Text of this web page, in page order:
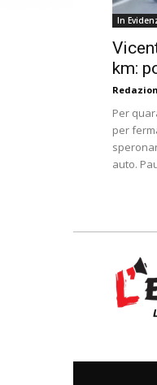
In
km:
Per
per
auto.